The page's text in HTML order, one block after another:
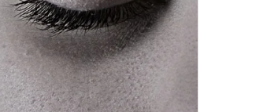
ل
ك
ت
ر
و
ن